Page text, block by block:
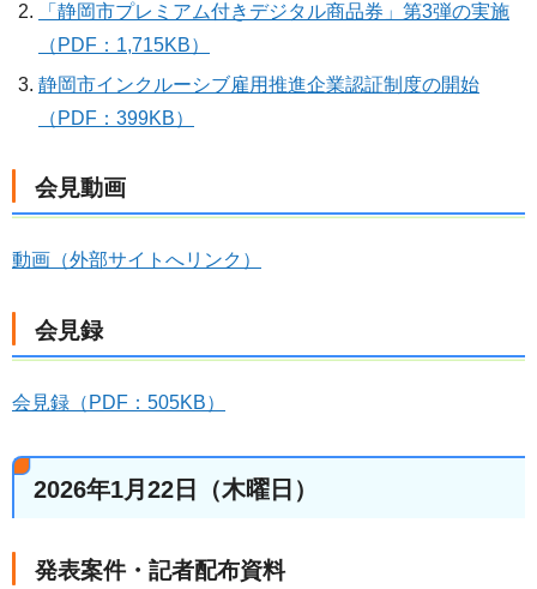
「静岡市プレミアム付きデジタル商品券」第3弾の実施
（PDF：1,715KB）
静岡市インクルーシブ雇用推進企業認証制度の開始
（PDF：399KB）
会見動画
動画（外部サイトへリンク）
会見録
会見録（PDF：505KB）
2026年1月22日（木曜日）
発表案件・記者配布資料